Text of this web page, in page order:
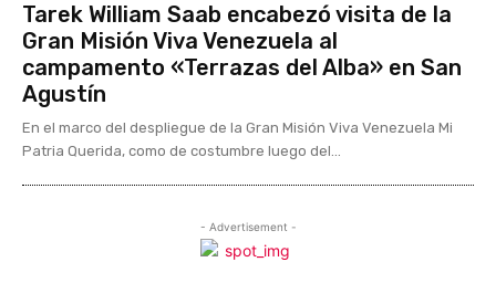
Tarek William Saab encabezó visita de la
Gran Misión Viva Venezuela al
campamento «Terrazas del Alba» en San
Agustín
En el marco del despliegue de la Gran Misión Viva Venezuela Mi
Patria Querida, como de costumbre luego del...
- Advertisement -